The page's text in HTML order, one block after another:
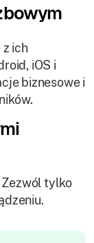
ich
iOS i
biznesowe i
tylko